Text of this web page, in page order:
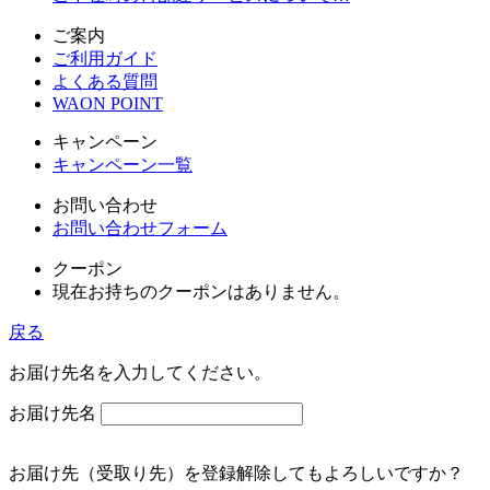
ご案内
ご利用ガイド
よくある質問
WAON POINT
キャンペーン
キャンペーン一覧
お問い合わせ
お問い合わせフォーム
クーポン
現在お持ちのクーポンはありません。
戻る
お届け先名を入力してください。
お届け先名
お届け先（受取り先）を登録解除してもよろしいですか？